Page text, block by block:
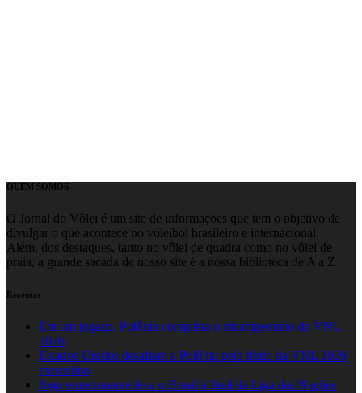
QUEM SOMOS
O Jornal do Vôlei é um site de informações que tem o objetivo de
divulgar o que acontece no voleibol brasileiro e internacional.
Além, dos destaques, tanto no vôlei de quadra como no vôlei de
praia, a grande sacada de nosso site é a nossa biblioteca de A a Z
Recentes
Em um jogaço, Polônia conquista o tricampeonato da VNL
2026
Estados Unidos desafiam a Polônia pelo título da VNL 2026
masculina
Jogo emocionante leva o Brasil à final da Liga das Nações